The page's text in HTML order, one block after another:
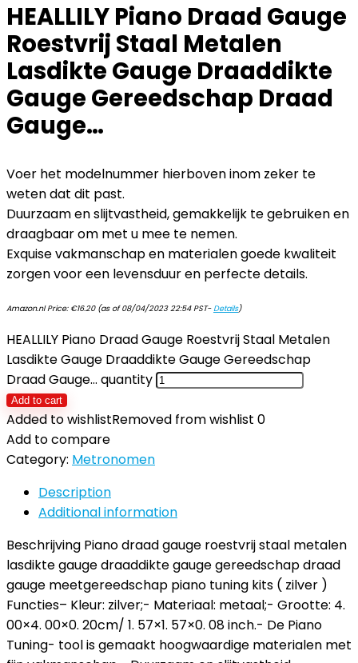
HEALLILY Piano Draad Gauge
Roestvrij Staal Metalen
Lasdikte Gauge Draaddikte
Gauge Gereedschap Draad
Gauge…
Voer het modelnummer hierboven inom zeker te
weten dat dit past.
Duurzaam en slijtvastheid, gemakkelijk te gebruiken en
draagbaar om met u mee te nemen.
Exquise vakmanschap en materialen goede kwaliteit
zorgen voor een levensduur en perfecte details.
Amazon.nl Price: €16.20(as of 08/04/2023 22:54 PST-Details)
HEALLILY Piano Draad Gauge Roestvrij Staal Metalen
Lasdikte Gauge Draaddikte Gauge Gereedschap
Draad Gauge… quantity
Add to cart
Added to wishlistRemoved from wishlist 0
Add to compare
Category: Metronomen
Description
Additional information
Beschrijving Piano draad gauge roestvrij staal metalen
lasdikte gauge draaddikte gauge gereedschap draad
gauge meetgereedschap piano tuning kits ( zilver )
Functies– Kleur: zilver;- Materiaal: metaal;- Grootte: 4.
00×4. 00×0. 20cm/ 1. 57×1. 57×0. 08 inch.- De Piano
Tuning- tool is gemaakt hoogwaardige materialen met